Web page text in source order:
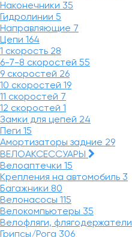
Наконечники 35
Гидролинии 5
Направляющие 7
Цепи 164
1 скорость 28
6-7-8 скоростей 55
9 скоростей 26
10 скоростей 19
11 скоростей 7
12 скоростей 1
Замки для цепей 24
Пеги 15
Амортизаторы задние 29
ВЕЛОАКСЕССУАРЫ
Велоаптечки 15
Крепления на автомобиль 3
Багажники 80
Велонасосы 115
Велокомпьютеры 35
Велофляги, флягодержатели
Грипсы/Рога 306